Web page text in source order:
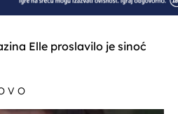
Elle proslavilo je sinoć